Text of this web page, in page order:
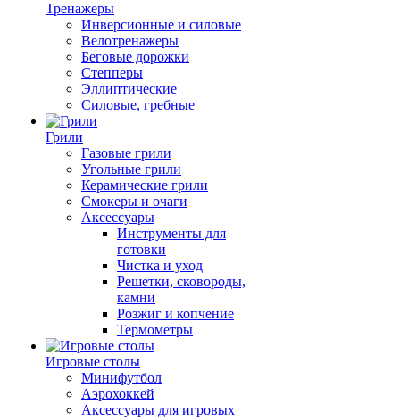
Тренажеры
Инверсионные и силовые
Велотренажеры
Беговые дорожки
Степперы
Эллиптические
Силовые, гребные
Грили
Газовые грили
Угольные грили
Керамические грили
Смокеры и очаги
Аксессуары
Инструменты для
готовки
Чистка и уход
Решетки, сковороды,
камни
Розжиг и копчение
Термометры
Игровые столы
Минифутбол
Аэрохоккей
Аксессуары для игровых